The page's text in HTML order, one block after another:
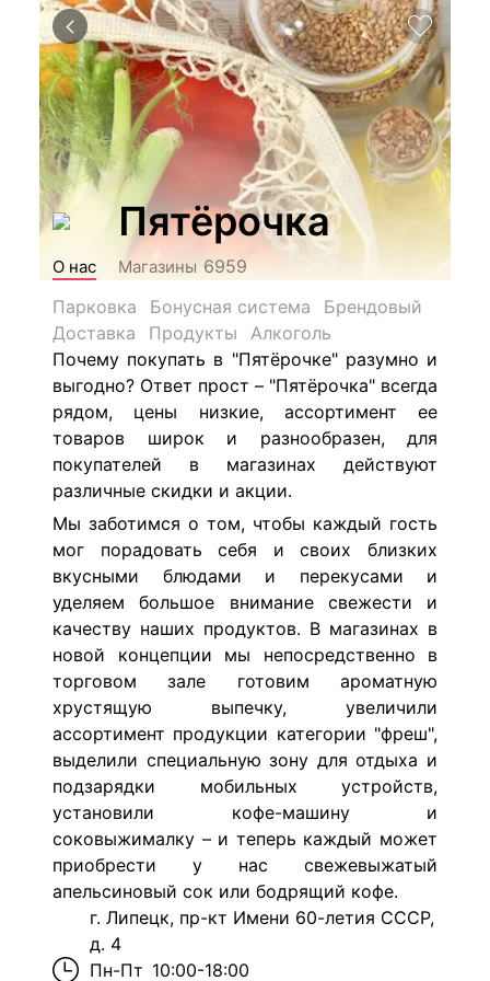
Пятёрочка
О нас Магазины 6959
Парковка
Бонусная система
Брендовый
Доставка
Продукты
Алкоголь
Почему покупать в "Пятёрочке" разумно и
выгодно? Ответ прост – "Пятёрочка" всегда
рядом, цены низкие, ассортимент ее
товаров широк и разнообразен, для
покупателей в магазинах действуют
различные скидки и акции.
Мы заботимся о том, чтобы каждый гость
мог порадовать себя и своих близких
вкусными блюдами и перекусами и
уделяем большое внимание свежести и
качеству наших продуктов. В магазинах в
новой концепции мы непосредственно в
торговом зале готовим ароматную
хрустящую выпечку, увеличили
ассортимент продукции категории "фреш",
выделили специальную зону для отдыха и
подзарядки мобильных устройств,
установили кофе-машину и
соковыжималку – и теперь каждый может
приобрести у нас свежевыжатый
апельсиновый сок или бодрящий кофе.
г. Липецк, пр-кт Имени 60-летия СССР,
д. 4
Пн-Пт 10:00-18:00